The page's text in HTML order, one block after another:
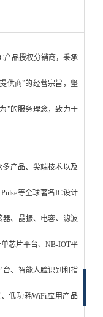
产品授权分销商，秉承
供商”的经营宗旨，坚
”的服务理念，致力于
多产品、尖端技术以及
等全球著名IC设计
器、晶振、电容、滤波
芯片平台、NB-IOT平
台、智能人脸识别和指
低功耗WiFi应用产品